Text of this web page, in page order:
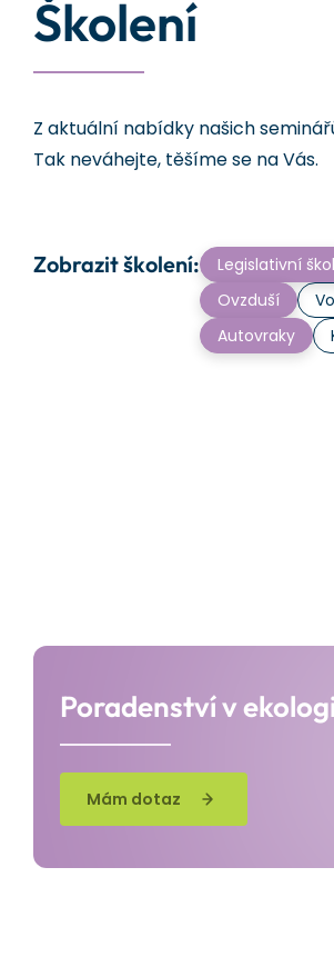
Školení
Z aktuální nabídky našich
Tak neváhejte, těšíme se na Vás.
Zobrazit školení: Legislativní
Ovzduší
Autovraky
Poradenství v
Mám dotaz